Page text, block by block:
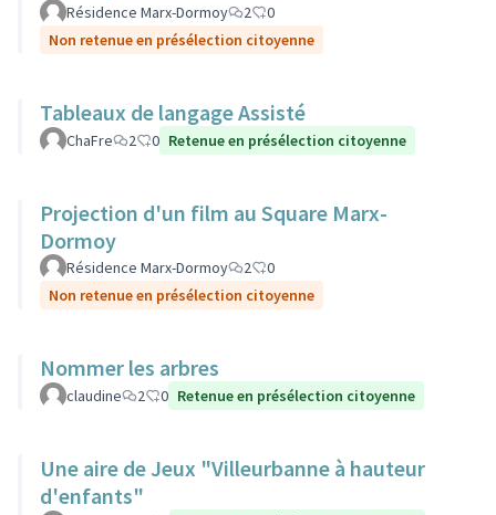
Résidence Marx-Dormoy 2
0
Non retenue en présélection citoyenne
Tableaux de langage Assisté
ChaFre 2 0 Retenue en présélection citoyenne
Projection d'un film au Square Marx-
Dormoy
Résidence Marx-Dormoy 2
0
Non retenue en présélection citoyenne
Nommer les arbres
claudine 2 0 Retenue en présélection citoyenne
Une aire de Jeux "Villeurbanne à hauteur
d'enfants"